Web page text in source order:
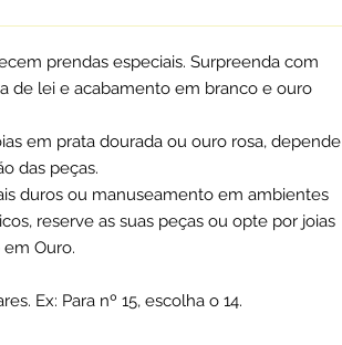
prendas especiais. Surpreenda com
de lei e acabamento em branco e ouro
em prata dourada ou ouro rosa, depende
das peças.
duros ou manuseamento em ambientes
reserve as suas peças ou opte por joias
Ouro.
Ex: Para nº 15, escolha o 14.